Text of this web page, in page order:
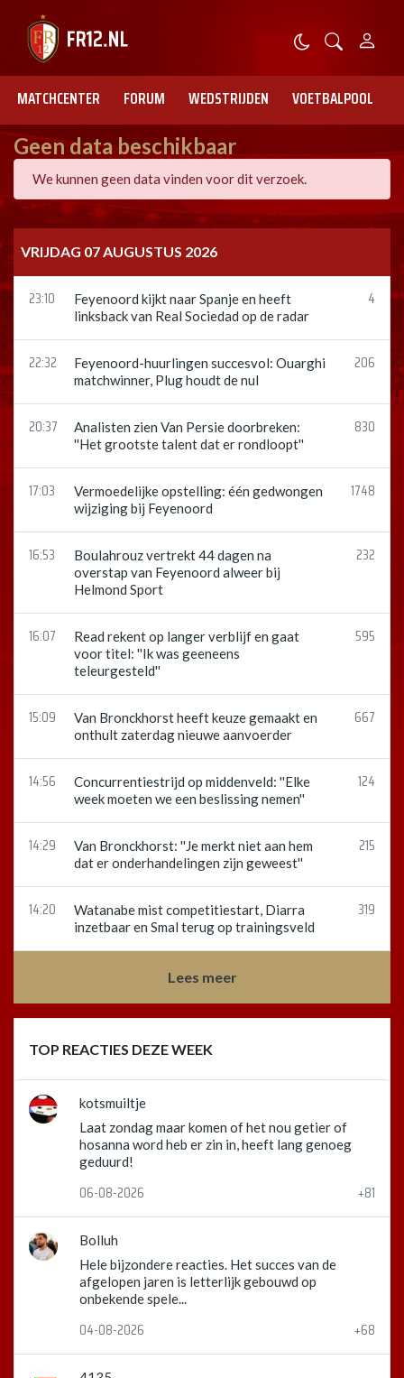
MATCHCENTER FORUM WEDSTRIJDEN VOETBALPOOL
Geen data beschikbaar
We kunnen geen data vinden voor dit verzoek.
VRIJDAG 07 AUGUSTUS 2026
23:10
Feyenoord kijkt naar Spanje en heeft
linksback van Real Sociedad op de radar
4
22:32
Feyenoord-huurlingen succesvol: Ouarghi
matchwinner, Plug houdt de nul
206
20:37
Analisten zien Van Persie doorbreken:
''Het grootste talent dat er rondloopt''
830
17:03
Vermoedelijke opstelling: één gedwongen
wijziging bij Feyenoord
1748
16:53
Boulahrouz vertrekt 44 dagen na
overstap van Feyenoord alweer bij
Helmond Sport
232
16:07
Read rekent op langer verblijf en gaat
voor titel: ''Ik was geeneens
teleurgesteld''
595
15:09
Van Bronckhorst heeft keuze gemaakt en
onthult zaterdag nieuwe aanvoerder
667
14:56
Concurrentiestrijd op middenveld: ''Elke
week moeten we een beslissing nemen''
124
14:29
Van Bronckhorst: ''Je merkt niet aan hem
dat er onderhandelingen zijn geweest''
215
14:20
Watanabe mist competitiestart, Diarra
inzetbaar en Smal terug op trainingsveld
319
Lees meer
TOP REACTIES DEZE WEEK
kotsmuiltje
Laat zondag maar komen of het nou getier of
hosanna word heb er zin in, heeft lang genoeg
geduurd!
06-08-2026 +81
Bolluh
Hele bijzondere reacties. Het succes van de
afgelopen jaren is letterlijk gebouwd op
onbekende spele...
04-08-2026 +68